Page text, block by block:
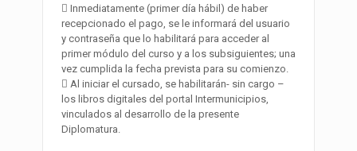
 Inmediatamente (primer día hábil) de haber
recepcionado el pago, se le informará del usuario
y contraseña que lo habilitará para acceder al
primer módulo del curso y a los subsiguientes; una
vez cumplida la fecha prevista para su comienzo.
 Al iniciar el cursado, se habilitarán- sin cargo –
los libros digitales del portal Intermunicipios,
vinculados al desarrollo de la presente
Diplomatura.